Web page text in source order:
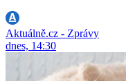
Aktuálně.cz - Zprávy
dnes, 14:30